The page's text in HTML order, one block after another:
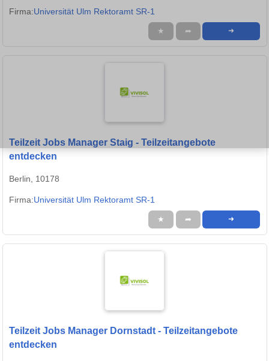
Firma:Universität Ulm Rektoramt SR-1
★ ➦ ➜
Teilzeit Jobs Manager Staig - Teilzeitangebote
entdecken
Berlin, 10178
Firma:Universität Ulm Rektoramt SR-1
★ ➦ ➜
Teilzeit Jobs Manager Dornstadt - Teilzeitangebote
entdecken